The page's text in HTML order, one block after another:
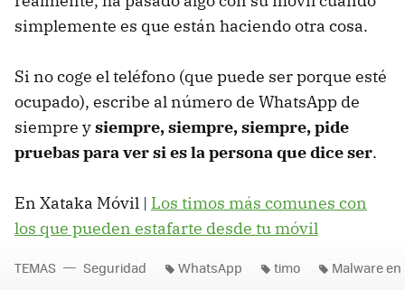
simplemente es que están haciendo otra cosa.
Si no coge el teléfono (que puede ser porque esté
ocupado), escribe al número de WhatsApp de
siempre ysiempre, siempre, siempre, pide
pruebas para ver si es la persona que dice ser.
En Xataka Móvil | Los timos más comunes con
los que pueden estafarte desde tu móvil
TEMAS Seguridad WhatsApp timo Malware